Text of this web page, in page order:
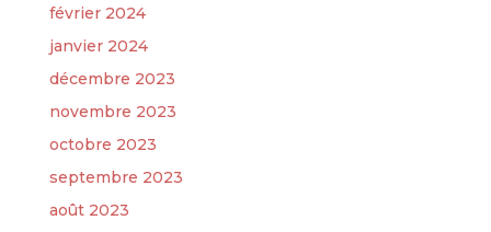
février 2024
janvier 2024
décembre 2023
novembre 2023
octobre 2023
septembre 2023
août 2023